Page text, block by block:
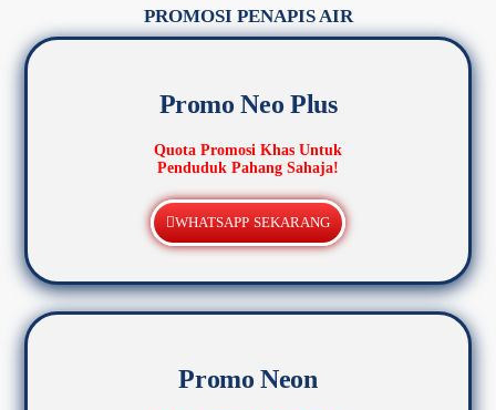
PROMOSI PENAPIS AIR
Promo Neo Plus
Quota Promosi Khas Untuk
Penduduk Pahang Sahaja!
WHATSAPP SEKARANG
Promo Neon